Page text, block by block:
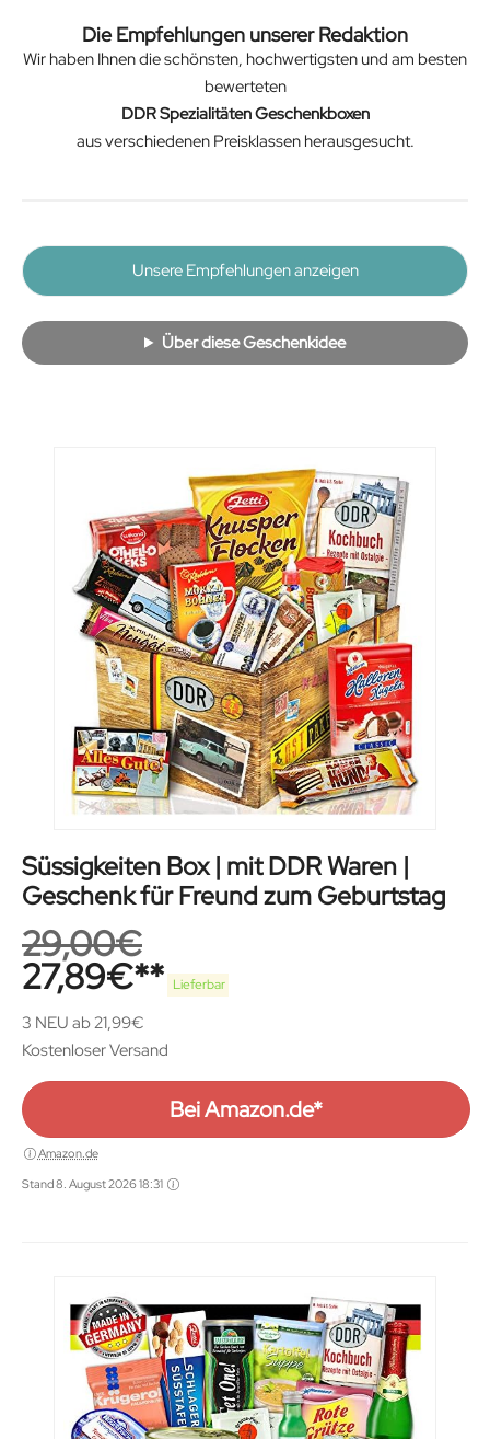
Die Empfehlungen unserer Redaktion
Wir haben Ihnen die schönsten, hochwertigsten und am besten
bewerteten
DDR Spezialitäten Geschenkboxen
aus verschiedenen Preisklassen herausgesucht.
Unsere Empfehlungen anzeigen
Über diese Geschenkidee
Süssigkeiten Box | mit DDR Waren |
Geschenk für Freund zum Geburtstag
29,00€
27,89€ Lieferbar
3 NEU ab 21,99€
Kostenloser Versand
Bei Amazon.de*
Amazon.de
Stand 8. August 2026 18:31